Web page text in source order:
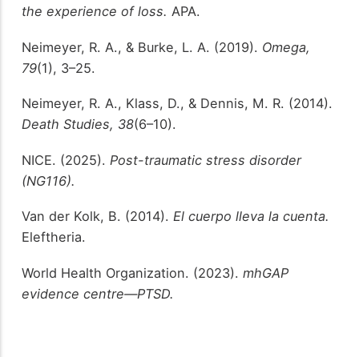
the experience of loss. APA.
Neimeyer, R. A., & Burke, L. A. (2019). Omega,
79(1), 3–25.
Neimeyer, R. A., Klass, D., & Dennis, M. R. (2014).
Death Studies, 38(6–10).
NICE. (2025). Post-traumatic stress disorder
(NG116).
Van der Kolk, B. (2014). El cuerpo lleva la cuenta.
Eleftheria.
World Health Organization. (2023). mhGAP
evidence centre—PTSD.